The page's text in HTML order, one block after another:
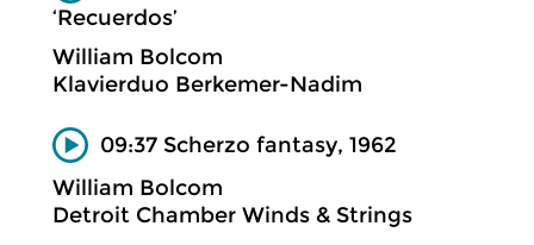
‘Recuerdos’
William Bolcom
Klavierduo Berkemer-Nadim
09:37 Scherzo fantasy, 1962
William Bolcom
Detroit Chamber Winds & Strings